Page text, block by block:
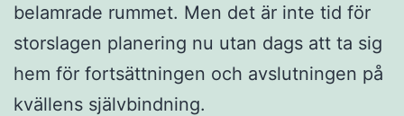
belamrade rummet. Men det är inte tid för
storslagen planering nu utan dags att ta sig
hem för fortsättningen och avslutningen på
kvällens självbindning.